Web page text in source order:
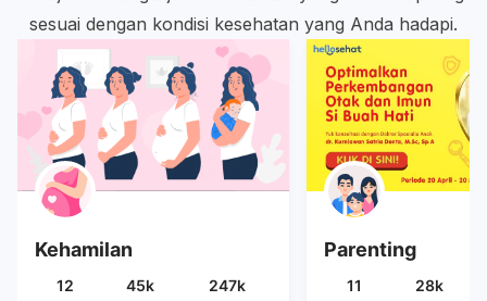
sesuai dengan kondisi kesehatan yang Anda hadapi.
Kehamilan
12
45k
247k
Parenting
11
28k